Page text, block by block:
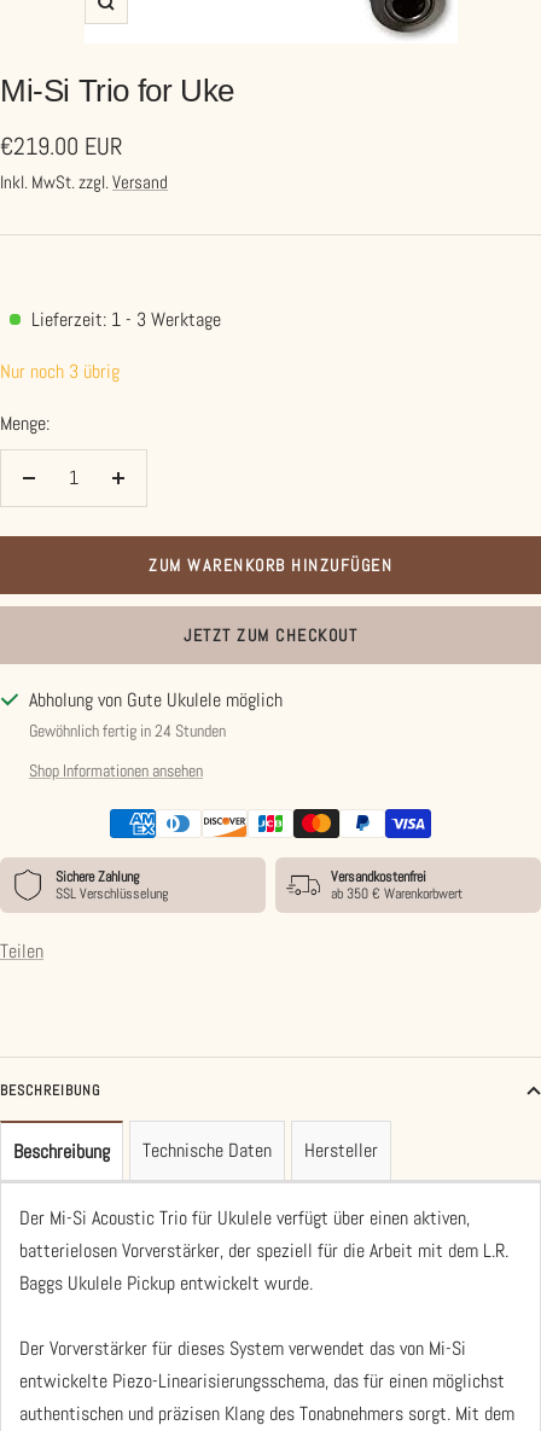
Zoom
Mi-Si Trio for Uke
Angebotspreis
€219.00 EUR
Inkl. MwSt. zzgl. Versand
Lieferzeit: 1 - 3 Werktage
Nur noch 3 übrig
Menge:
Menge
Menge
ZUM WARENKORB HINZUFÜGEN
JETZT ZUM CHECKOUT
Abholung von Gute Ukulele möglich
Gewöhnlich fertig in 24 Stunden
Shop Informationen ansehen
Sichere Zahlung
SSL Verschlüsselung
Versandkostenfrei
ab 350 € Warenkorbwert
Teilen
BESCHREIBUNG
Beschreibung Technische Daten Hersteller
Der Mi-Si Acoustic Trio für Ukulele verfügt über einen aktiven,
batterielosen Vorverstärker, der speziell für die Arbeit mit dem L.R.
Baggs Ukulele Pickup entwickelt wurde.
Der Vorverstärker für dieses System verwendet das von Mi-Si
entwickelte Piezo-Linearisierungsschema, das für einen möglichst
authentischen und präzisen Klang des Tonabnehmers sorgt. Mit dem